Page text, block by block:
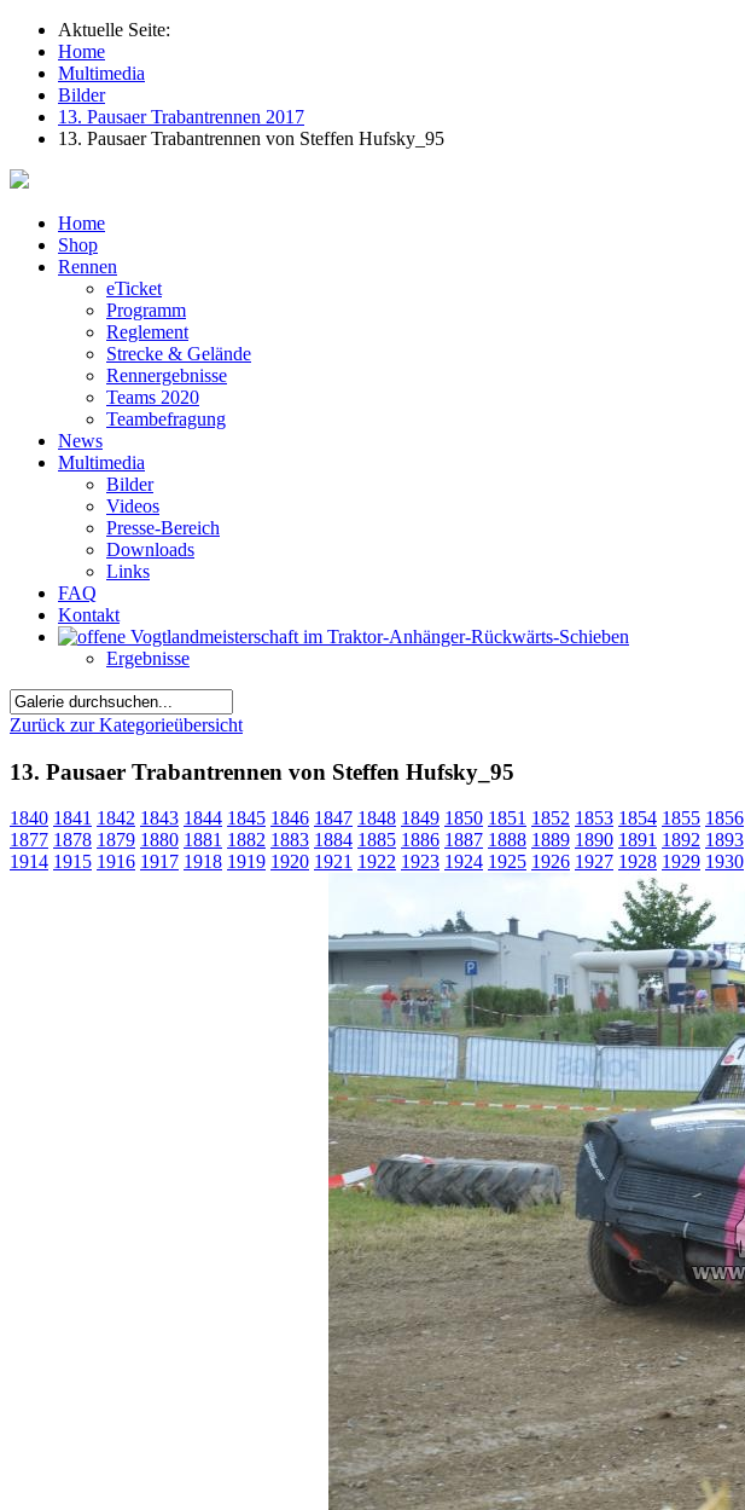
Aktuelle Seite:
Home
Multimedia
Bilder
13. Pausaer Trabantrennen 2017
13. Pausaer Trabantrennen von Steffen Hufsky_95
Home
Shop
Rennen
eTicket
Programm
Reglement
Strecke & Gelände
Rennergebnisse
Teams 2020
Teambefragung
News
Multimedia
Bilder
Videos
Presse-Bereich
Downloads
Links
FAQ
Kontakt
Ergebnisse
Zurück zur Kategorieübersicht
13. Pausaer Trabantrennen von Steffen Hufsky_95
1840 1841 1842 1843 1844 1845 1846 1847 1848 1849 1850 1851 1852 1853 1854 1855 1856
1877 1878 1879 1880 1881 1882 1883 1884 1885 1886 1887 1888 1889 1890 1891 1892 1893
1914 1915 1916 1917 1918 1919 1920 1921 1922 1923 1924 1925 1926 1927 1928 1929 1930